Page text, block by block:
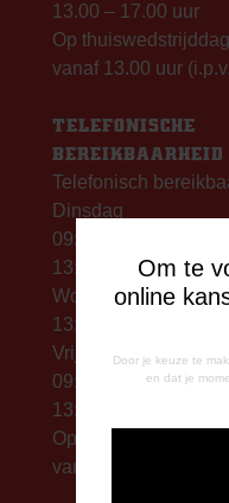
Om te
online
Door je keuze te
en dat je
13.00 – 17.00 uur
Op
vanaf 13.00 uur
TELEFONISCHE
BEREIKBAARHEID
Telefonisch
Dinsdag
09:00 - 12:15 uur
13:00 - 17:00 uur
Woensdag
13:00 - 17:00 uur
Vrijdag
09:00 - 12:15 uur
13:00 - 17:00 uur
Op
vanaf 13:00 - 20:00